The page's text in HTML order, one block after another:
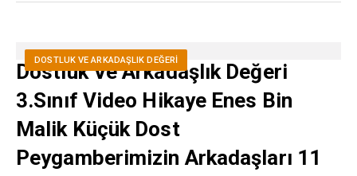
DOSTLUK VE ARKADAŞLIK DEĞERI
Dostluk Ve Arkadaşlık Değeri
3.Sınıf Video Hikaye Enes Bin
Malik Küçük Dost
Peygamberimizin Arkadaşları 11